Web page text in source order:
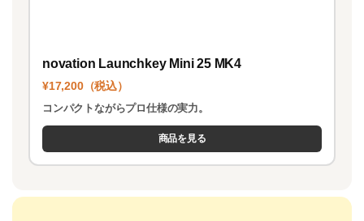
novation Launchkey Mini 25 MK4
¥17,200（税込）
コンパクトながらプロ仕様の実力。
商品を見る